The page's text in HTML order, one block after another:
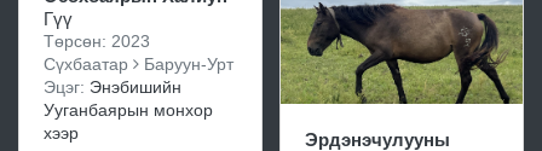
Гүү
Төрсөн: 2023
Сүхбаатар
Баруун-Урт
Эцэг: Энэбишийн
Ууганбаярын монхор
хээр
Эрдэнэчулууны